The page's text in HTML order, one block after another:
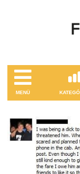
MENÜ